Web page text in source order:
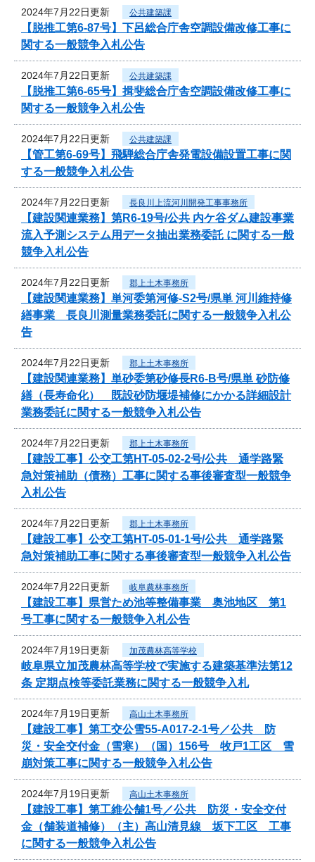
2024年7月22日更新 公共建築課
【脱推工第6-87号】下呂総合庁舎空調設備改修工事に
関する一般競争入札公告
2024年7月22日更新 公共建築課
【脱推工第6-65号】揖斐総合庁舎空調設備改修工事に
関する一般競争入札公告
2024年7月22日更新 公共建築課
【管工第6-69号】飛騨総合庁舎発電設備設置工事に関
する一般競争入札公告
2024年7月22日更新 長良川上流河川開発工事事務所
【建設関連業務】第R6-19号/公共 内ケ谷ダム建設事業
流入予測システム用データ抽出業務委託 に関する一般
競争入札公告
2024年7月22日更新 郡上土木事務所
【建設関連業務】単河委第河修-S2号/県単 河川維持修
繕事業 長良川測量業務委託に関する一般競争入札公
告
2024年7月22日更新 郡上土木事務所
【建設関連業務】単砂委第砂修長R6-B号/県単 砂防修
繕（長寿命化） 既設砂防堰堤補修にかかる詳細設計
業務委託に関する一般競争入札公告
2024年7月22日更新 郡上土木事務所
【建設工事】公交工第HT-05-02-2号/公共 通学路緊
急対策補助（債務）工事に関する事後審査型一般競争
入札公告
2024年7月22日更新 郡上土木事務所
【建設工事】公交工第HT-05-01-1号/公共 通学路緊
急対策補助工事に関する事後審査型一般競争入札公告
2024年7月22日更新 岐阜農林事務所
【建設工事】県営ため池等整備事業 奥池地区 第1
号工事に関する一般競争入札公告
2024年7月19日更新 加茂農林高等学校
岐阜県立加茂農林高等学校で実施する建築基準法第12
条 定期点検等委託業務に関する一般競争入札
2024年7月19日更新 高山土木事務所
【建設工事】第工交公雪55-A017-2-1号／公共 防
災・安全交付金（雪寒）（国）156号 牧戸1工区 雪
崩対策工事に関する一般競争入札公告
2024年7月19日更新 高山土木事務所
【建設工事】第工維公舗1号／公共 防災・安全交付
金（舗装道補修）（主）高山清見線 坂下工区 工事
に関する一般競争入札公告